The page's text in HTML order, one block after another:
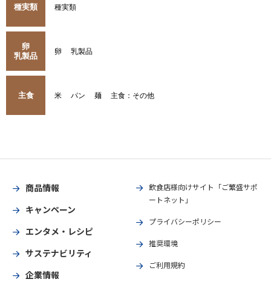
種実類 種実類
卵
乳製品
卵 乳製品
主食 米 パン 麺 主食：その他
商品情報
キャンペーン
エンタメ・レシピ
サステナビリティ
企業情報
飲食店様向けサイト「ご繁盛サポ
ートネット」
プライバシーポリシー
推奨環境
ご利用規約